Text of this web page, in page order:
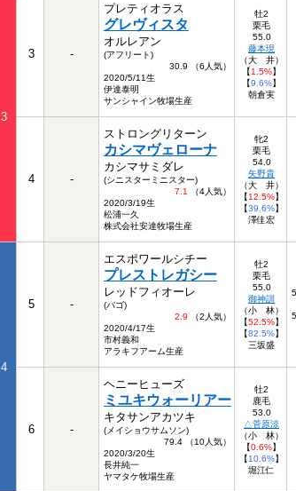
3
3 -
プレティオラス
グレヴィスタ
オルレアン
(アフリート)
30.9 （6人気）
2020/5/11生
伊達泰明
サンシャイン牧場生産
牡2
栗毛
55.0
藤本現
（大 井）
【1.5%】
【9.6%】
朝倉実
4 -
ストロングリターン
カシマヴェローナ
カシマサミダレ
(シニスターミニスター)
7.1
（4人気）
2020/3/19生
松浦一久
株式会社安達牧場生産
牝2
栗毛
54.0
矢野貴
（大 井）
【12.5%】
【39.6%】
澤佳宏
4
5 -
エスポワールシチー
プレストレガシー
レッドフィオーレ
(バゴ)
2.9 （2人気）
2020/4/17生
市村義和
アラキフアーム生産
牡2
栗毛
55.0
御神訓
（小 林）
【52.5%】
【82.5%】
三坂盛
6 -
ヘニーヒューズ
ミユキウォーリアー
キタサンアカツキ
(メイショウサムソン)
79.4 （10人気）
2020/3/20生
長井純一
ヤマタケ牧場生産
牡2
鹿毛
53.0
△菅原涼
（小 林）
【0.6%】
【10.6%】
堀江仁